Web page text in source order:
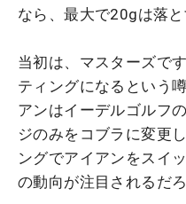
なら、最大で20gは落と
当初は、マスターズで
ティングになるという
アンはイーデルゴルフ
ジのみをコブラに変更
ングでアイアンをスイ
の動向が注目されるだろ